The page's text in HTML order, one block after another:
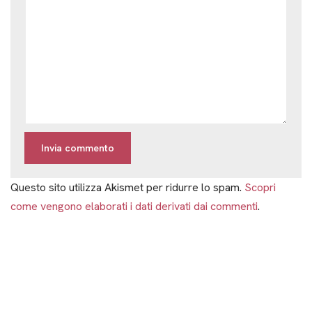
Questo sito utilizza Akismet per ridurre lo spam. Scopri
come vengono elaborati i dati derivati dai commenti.